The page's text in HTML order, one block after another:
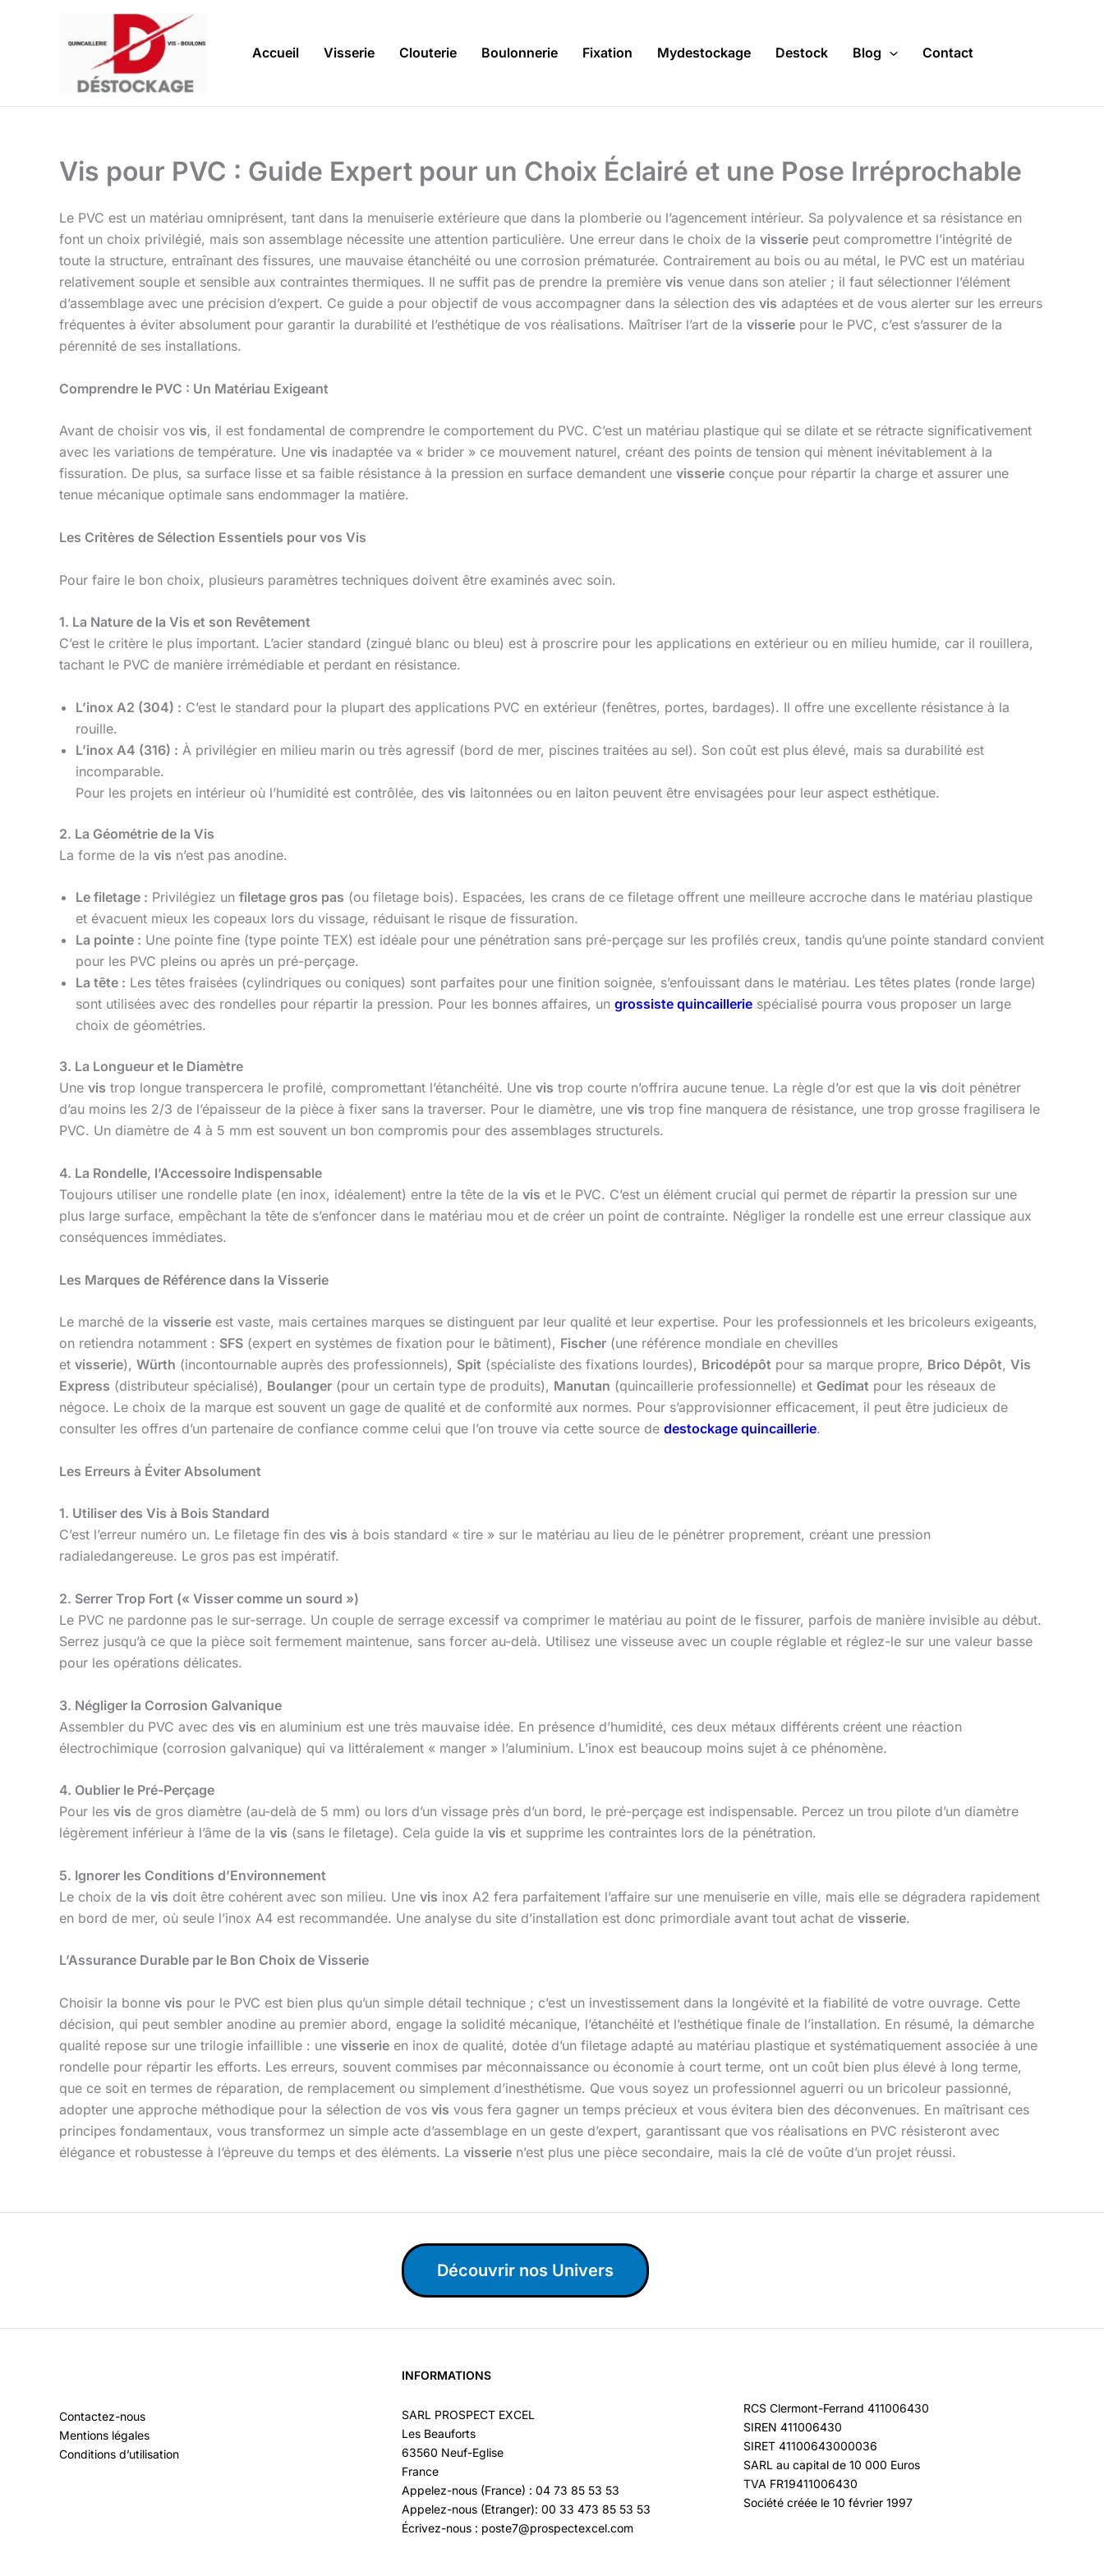
Accueil Visserie Clouterie Boulonnerie Fixation Mydestockage Destock Blog Contact
Vis pour PVC : Guide Expert pour un Choix Éclairé et une Pose Irréprochable
Le PVC est un matériau omniprésent, tant dans la menuiserie extérieure que dans la plomberie ou l’agencement intérieur. Sa polyvalence et sa résistance en
font un choix privilégié, mais son assemblage nécessite une attention particulière. Une erreur dans le choix de la visserie peut compromettre l’intégrité de
toute la structure, entraînant des fissures, une mauvaise étanchéité ou une corrosion prématurée. Contrairement au bois ou au métal, le PVC est un matériau
relativement souple et sensible aux contraintes thermiques. Il ne suffit pas de prendre la première vis venue dans son atelier ; il faut sélectionner l’élément
d’assemblage avec une précision d’expert. Ce guide a pour objectif de vous accompagner dans la sélection des vis adaptées et de vous alerter sur les erreurs
fréquentes à éviter absolument pour garantir la durabilité et l’esthétique de vos réalisations. Maîtriser l’art de la visserie pour le PVC, c’est s’assurer de la
pérennité de ses installations.
Comprendre le PVC : Un Matériau Exigeant
Avant de choisir vos vis, il est fondamental de comprendre le comportement du PVC. C’est un matériau plastique qui se dilate et se rétracte significativement
avec les variations de température. Une vis inadaptée va « brider » ce mouvement naturel, créant des points de tension qui mènent inévitablement à la
fissuration. De plus, sa surface lisse et sa faible résistance à la pression en surface demandent une visserie conçue pour répartir la charge et assurer une
tenue mécanique optimale sans endommager la matière.
Les Critères de Sélection Essentiels pour vos Vis
Pour faire le bon choix, plusieurs paramètres techniques doivent être examinés avec soin.
1. La Nature de la Vis et son Revêtement
C’est le critère le plus important. L’acier standard (zingué blanc ou bleu) est à proscrire pour les applications en extérieur ou en milieu humide, car il rouillera,
tachant le PVC de manière irrémédiable et perdant en résistance.
L’inox A2 (304) : C’est le standard pour la plupart des applications PVC en extérieur (fenêtres, portes, bardages). Il offre une excellente résistance à la
rouille.
L’inox A4 (316) : À privilégier en milieu marin ou très agressif (bord de mer, piscines traitées au sel). Son coût est plus élevé, mais sa durabilité est
incomparable.
Pour les projets en intérieur où l’humidité est contrôlée, des vis laitonnées ou en laiton peuvent être envisagées pour leur aspect esthétique.
2. La Géométrie de la Vis
La forme de la vis n’est pas anodine.
Le filetage : Privilégiez un filetage gros pas (ou filetage bois). Espacées, les crans de ce filetage offrent une meilleure accroche dans le matériau plastique
et évacuent mieux les copeaux lors du vissage, réduisant le risque de fissuration.
La pointe : Une pointe fine (type pointe TEX) est idéale pour une pénétration sans pré-perçage sur les profilés creux, tandis qu’une pointe standard convient
pour les PVC pleins ou après un pré-perçage.
La tête : Les têtes fraisées (cylindriques ou coniques) sont parfaites pour une finition soignée, s’enfouissant dans le matériau. Les têtes plates (ronde large)
sont utilisées avec des rondelles pour répartir la pression. Pour les bonnes affaires, un grossiste quincaillerie spécialisé pourra vous proposer un large
choix de géométries.
3. La Longueur et le Diamètre
Une vis trop longue transpercera le profilé, compromettant l’étanchéité. Une vis trop courte n’offrira aucune tenue. La règle d’or est que la vis doit pénétrer
d’au moins les 2/3 de l’épaisseur de la pièce à fixer sans la traverser. Pour le diamètre, une vis trop fine manquera de résistance, une trop grosse fragilisera le
PVC. Un diamètre de 4 à 5 mm est souvent un bon compromis pour des assemblages structurels.
4. La Rondelle, l’Accessoire Indispensable
Toujours utiliser une rondelle plate (en inox, idéalement) entre la tête de la vis et le PVC. C’est un élément crucial qui permet de répartir la pression sur une
plus large surface, empêchant la tête de s’enfoncer dans le matériau mou et de créer un point de contrainte. Négliger la rondelle est une erreur classique aux
conséquences immédiates.
Les Marques de Référence dans la Visserie
Le marché de la visserie est vaste, mais certaines marques se distinguent par leur qualité et leur expertise. Pour les professionnels et les bricoleurs exigeants,
on retiendra notamment : SFS (expert en systèmes de fixation pour le bâtiment), Fischer (une référence mondiale en chevilles
et visserie), Würth (incontournable auprès des professionnels), Spit (spécialiste des fixations lourdes), Bricodépôt pour sa marque propre, Brico Dépôt, Vis
Express (distributeur spécialisé), Boulanger (pour un certain type de produits), Manutan (quincaillerie professionnelle) et Gedimat pour les réseaux de
négoce. Le choix de la marque est souvent un gage de qualité et de conformité aux normes. Pour s’approvisionner efficacement, il peut être judicieux de
consulter les offres d’un partenaire de confiance comme celui que l’on trouve via cette source de destockage quincaillerie.
Les Erreurs à Éviter Absolument
1. Utiliser des Vis à Bois Standard
C’est l’erreur numéro un. Le filetage fin des vis à bois standard « tire » sur le matériau au lieu de le pénétrer proprement, créant une pression
radialedangereuse. Le gros pas est impératif.
2. Serrer Trop Fort (« Visser comme un sourd »)
Le PVC ne pardonne pas le sur-serrage. Un couple de serrage excessif va comprimer le matériau au point de le fissurer, parfois de manière invisible au début.
Serrez jusqu’à ce que la pièce soit fermement maintenue, sans forcer au-delà. Utilisez une visseuse avec un couple réglable et réglez-le sur une valeur basse
pour les opérations délicates.
3. Négliger la Corrosion Galvanique
Assembler du PVC avec des vis en aluminium est une très mauvaise idée. En présence d’humidité, ces deux métaux différents créent une réaction
électrochimique (corrosion galvanique) qui va littéralement « manger » l’aluminium. L’inox est beaucoup moins sujet à ce phénomène.
4. Oublier le Pré-Perçage
Pour les vis de gros diamètre (au-delà de 5 mm) ou lors d’un vissage près d’un bord, le pré-perçage est indispensable. Percez un trou pilote d’un diamètre
légèrement inférieur à l’âme de la vis (sans le filetage). Cela guide la vis et supprime les contraintes lors de la pénétration.
5. Ignorer les Conditions d’Environnement
Le choix de la vis doit être cohérent avec son milieu. Une vis inox A2 fera parfaitement l’affaire sur une menuiserie en ville, mais elle se dégradera rapidement
en bord de mer, où seule l’inox A4 est recommandée. Une analyse du site d’installation est donc primordiale avant tout achat de visserie.
L’Assurance Durable par le Bon Choix de Visserie
Choisir la bonne vis pour le PVC est bien plus qu’un simple détail technique ; c’est un investissement dans la longévité et la fiabilité de votre ouvrage. Cette
décision, qui peut sembler anodine au premier abord, engage la solidité mécanique, l’étanchéité et l’esthétique finale de l’installation. En résumé, la démarche
qualité repose sur une trilogie infaillible : une visserie en inox de qualité, dotée d’un filetage adapté au matériau plastique et systématiquement associée à une
rondelle pour répartir les efforts. Les erreurs, souvent commises par méconnaissance ou économie à court terme, ont un coût bien plus élevé à long terme,
que ce soit en termes de réparation, de remplacement ou simplement d’inesthétisme. Que vous soyez un professionnel aguerri ou un bricoleur passionné,
adopter une approche méthodique pour la sélection de vos vis vous fera gagner un temps précieux et vous évitera bien des déconvenues. En maîtrisant ces
principes fondamentaux, vous transformez un simple acte d’assemblage en un geste d’expert, garantissant que vos réalisations en PVC résisteront avec
élégance et robustesse à l’épreuve du temps et des éléments. La visserie n’est plus une pièce secondaire, mais la clé de voûte d’un projet réussi.
Découvrir nos Univers
Contactez-nous
Mentions légales
Conditions d’utilisation
INFORMATIONS
SARL PROSPECT EXCEL
Les Beauforts
63560 Neuf-Eglise
France
Appelez-nous (France) : 04 73 85 53 53
Appelez-nous (Etranger): 00 33 473 85 53 53
Écrivez-nous : poste7@prospectexcel.com
RCS Clermont-Ferrand 411006430
SIREN 411006430
SIRET 41100643000036
SARL au capital de 10 000 Euros
TVA FR19411006430
Société créée le 10 février 1997